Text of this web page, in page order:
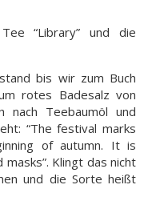
“Library” und die
bis wir zum Buch
rotes Badesalz von
nach Teebaumöl und
“The festival marks
of autumn. It is
Klingt das nicht
und die Sorte heißt